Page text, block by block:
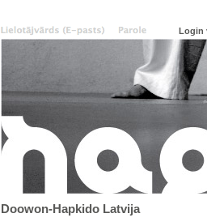
Doowon-Hapkido Latvija